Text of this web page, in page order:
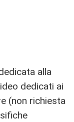
alla
dedicati ai
(non richiesta